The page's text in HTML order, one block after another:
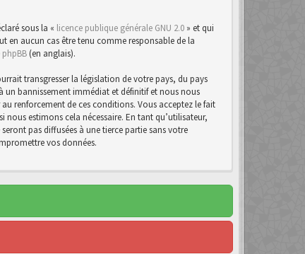
sous la « licence publique générale GNU 2.0 » et qui
en aucun cas être tenu comme responsable de la
phpBB (en anglais).
transgresser la législation de votre pays, du pays
un bannissement immédiat et définitif et nous nous
au renforcement de ces conditions. Vous acceptez le fait
estimons cela nécessaire. En tant qu’utilisateur,
pas diffusées à une tierce partie sans votre
vos données.